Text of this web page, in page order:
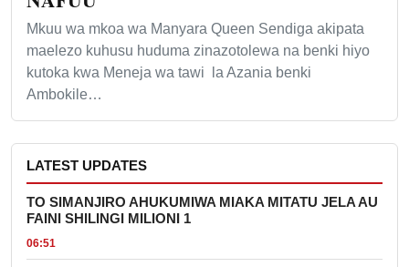
Mkuu wa mkoa wa Manyara Queen Sendiga akipata
maelezo kuhusu huduma zinazotolewa na benki hiyo
kutoka kwa Meneja wa tawi la Azania benki
Ambokile…
LATEST UPDATES
TO SIMANJIRO AHUKUMIWA MIAKA MITATU JELA AU
FAINI SHILINGI MILIONI 1
06:51